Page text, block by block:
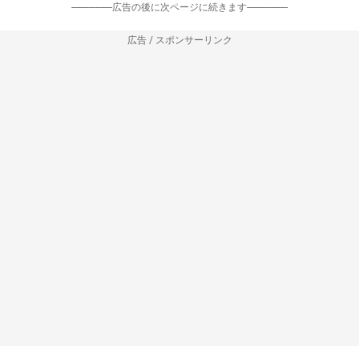
-----------------広告の後に次ページに続きます-----------------
広告 / スポンサーリンク